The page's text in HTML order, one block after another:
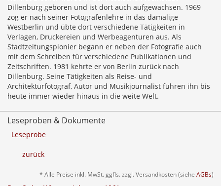
Dillenburg geboren und ist dort auch aufgewachsen. 1969
zog er nach seiner Fotografenlehre in das damalige
Westberlin und übte dort verschiedene Tätigkeiten in
Verlagen, Druckereien und Werbeagenturen aus. Als
Stadtzeitungspionier begann er neben der Fotografie auch
mit dem Schreiben für verschiedene Publikationen und
Zeitschriften. 1981 kehrte er von Berlin zurück nach
Dillenburg. Seine Tätigkeiten als Reise- und
Architekturfotograf, Autor und Musikjournalist führen ihn bis
heute immer wieder hinaus in die weite Welt.
Leseproben & Dokumente
Leseprobe
zurück
* Alle Preise inkl. MwSt. ggfls. zzgl. Versandkosten (siehe AGBs)